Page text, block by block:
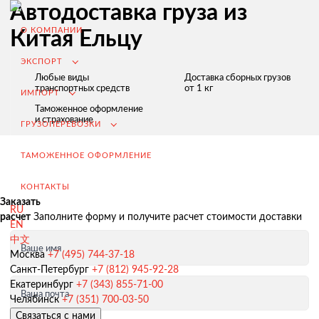
О КОМПАНИИ
ЭКСПОРТ
ИМПОРТ
ГРУЗОПЕРЕВОЗКИ
ТАМОЖЕННОЕ ОФОРМЛЕНИЕ
КОНТАКТЫ
RU
EN
中文
Москва +7 (495) 744-37-18
Санкт-Петербург +7 (812) 945-92-28
Екатеринбург +7 (343) 855-71-00
Челябинск +7 (351) 700-03-50
Связаться с нами
Экспорт из России
Заключение контрактов и согласование условий поставки
Таможенное оформление и разрешительная документация
Автодоставка груза из
Китая Ельцу
Любые виды
транспортных средств
Доставка сборных грузов
от 1 кг
Таможенное оформление
и страхование
Заказать
расчет Заполните форму и получите расчет стоимости доставки
Ваше имя
Ваша почта